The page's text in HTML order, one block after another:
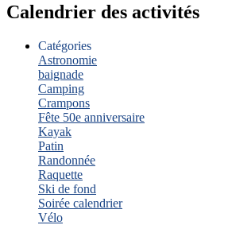
Calendrier des activités
Catégories
Astronomie
baignade
Camping
Crampons
Fête 50e anniversaire
Kayak
Patin
Randonnée
Raquette
Ski de fond
Soirée calendrier
Vélo